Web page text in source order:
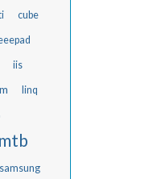
cube
iis
linq
mtb
samsung